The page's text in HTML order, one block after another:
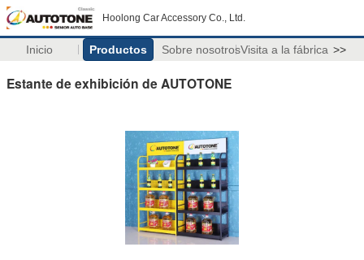
Hoolong Car Accessory Co., Ltd.
Inicio Productos Sobre nosotrosVisita a la fábrica >>
Estante de exhibición de AUTOTONE